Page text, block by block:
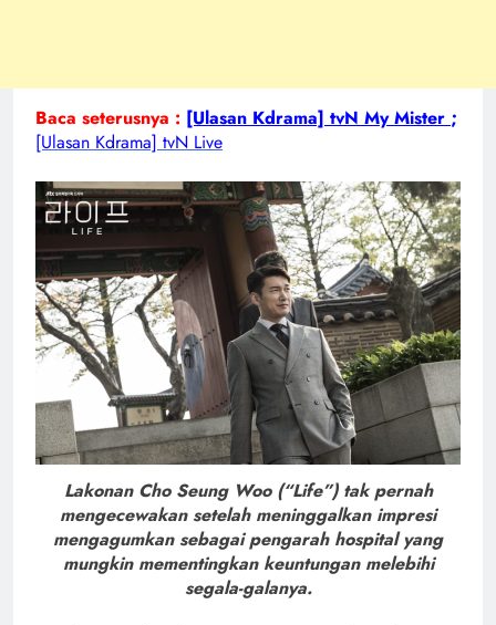
Baca seterusnya : [Ulasan Kdrama] tvN My Mister ;
[Ulasan Kdrama] tvN Live
Lakonan Cho Seung Woo (“Life”) tak pernah
mengecewakan setelah meninggalkan impresi
mengagumkan sebagai pengarah hospital yang
mungkin mementingkan keuntungan melebihi
segala-galanya.